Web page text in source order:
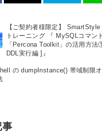
【ご契約者様限定】 SmartStyle
トレーニング 『 MySQLコマン
「Percona Toolkit」の活用方
DDL実行編 ]』
の dumpInstance() 帯域制限
事